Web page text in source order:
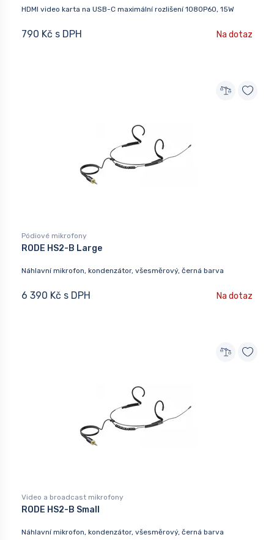
HDMI video karta na USB-C maximální rozlišení 1080P60, 15W
790 Kč s DPH Na dotaz
Pódiové mikrofony
RODE HS2-B Large
Náhlavní mikrofon, kondenzátor, všesměrový, černá barva
6 390 Kč s DPH Na dotaz
Video a broadcast mikrofony
RODE HS2-B Small
Náhlavní mikrofon, kondenzátor, všesměrový, černá barva